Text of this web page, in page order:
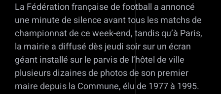
La Fédération française de football a annoncé
une minute de silence avant tous les matchs de
championnat de ce week-end, tandis qu’à Paris,
la mairie a diffusé dès jeudi soir sur un écran
géant installé sur le parvis de l’hôtel de ville
plusieurs dizaines de photos de son premier
maire depuis la Commune, élu de 1977 à 1995.